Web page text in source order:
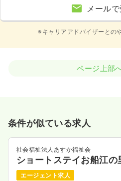
メール
※キャリアアドバイザーとの
ページ上部
条件が似ている求人
社会福祉法人あすか福祉会
ショートステイお船江の
エージェント求人